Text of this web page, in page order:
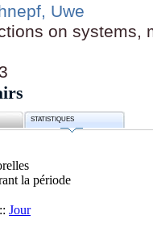
Uwe
on systems,
STATISTIQUES